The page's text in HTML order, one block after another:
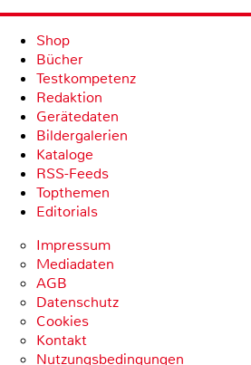
Shop
Bücher
Testkompetenz
Redaktion
Gerätedaten
Bildergalerien
Kataloge
RSS-Feeds
Topthemen
Editorials
Impressum
Mediadaten
AGB
Datenschutz
Cookies
Kontakt
Nutzungsbedingungen